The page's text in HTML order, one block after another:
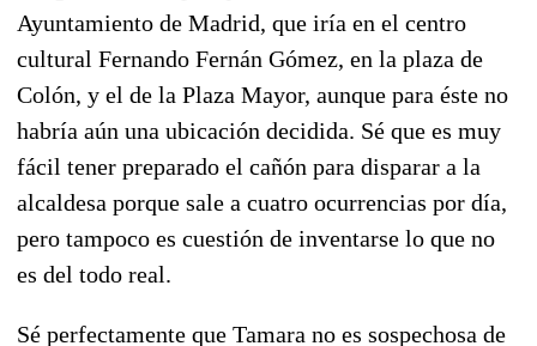
Ayuntamiento de Madrid, que iría en el centro
cultural Fernando Fernán Gómez, en la plaza de
Colón, y el de la Plaza Mayor, aunque para éste no
habría aún una ubicación decidida. Sé que es muy
fácil tener preparado el cañón para disparar a la
alcaldesa porque sale a cuatro ocurrencias por día,
pero tampoco es cuestión de inventarse lo que no
es del todo real.
Sé perfectamente que Tamara no es sospechosa de